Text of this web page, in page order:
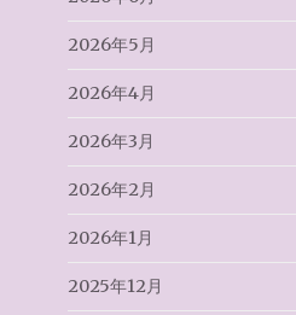
2026年5月
2026年4月
2026年3月
2026年2月
2026年1月
2025年12月